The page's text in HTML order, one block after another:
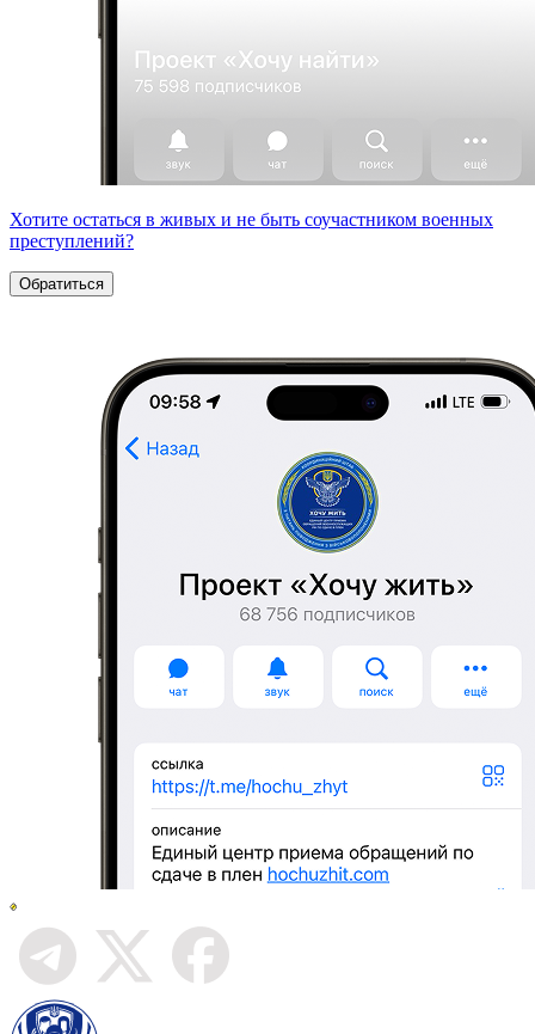
Хотите остаться в живых и не быть соучастником военных
преступлений?
Обратиться